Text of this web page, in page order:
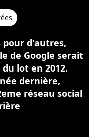
pour d'autres,
de Google serait
lot en 2012.
dernière,
réseau social